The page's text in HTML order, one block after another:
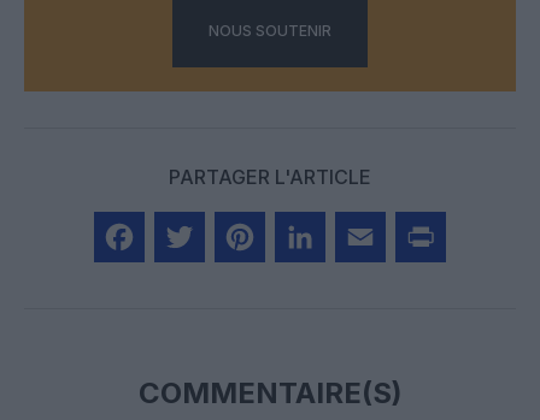
NOUS SOUTENIR
PARTAGER L'ARTICLE
COMMENTAIRE(S)